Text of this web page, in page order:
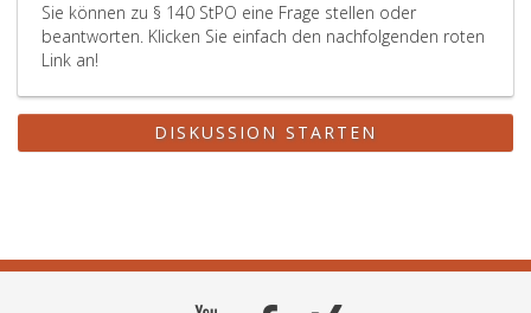
Sie können zu § 140 StPO eine Frage stellen oder
beantworten. Klicken Sie einfach den nachfolgenden roten
Link an!
DISKUSSION STARTEN